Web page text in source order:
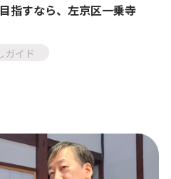
指すなら、左京区一乗寺
ガイド